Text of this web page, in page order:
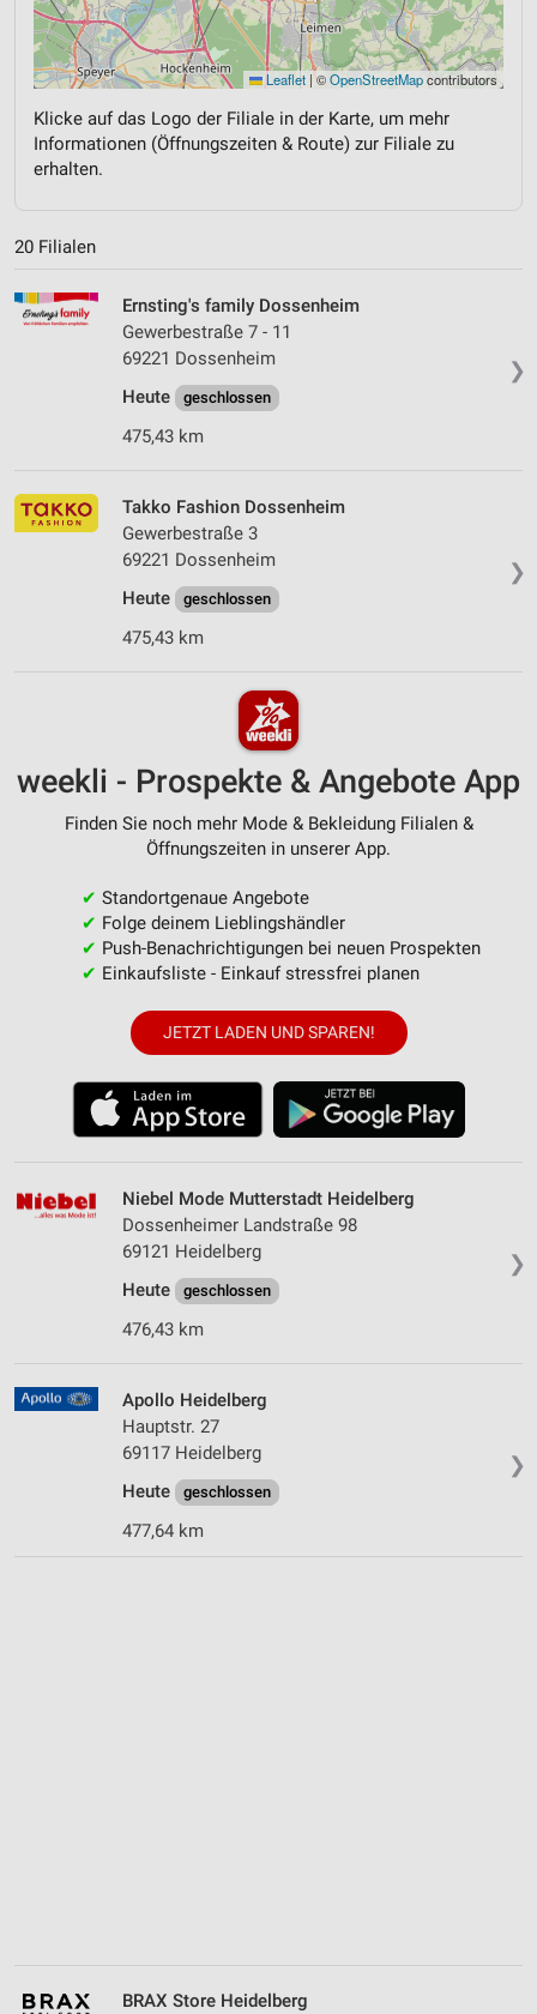
Leaflet | ©OpenStreetMapcontributors
Klicke auf das Logo der Filiale in der Karte, um mehr
Informationen (Öffnungszeiten & Route) zur Filiale zu
erhalten.
20 Filialen
❯
Ernsting's family Dossenheim
Gewerbestraße 7 - 11
69221 Dossenheim
Heute
geschlossen
475,43 km
❯
Takko Fashion Dossenheim
Gewerbestraße 3
69221 Dossenheim
Heute
geschlossen
475,43 km
weekli - Prospekte & Angebote App
Finden Sie noch mehr Mode & Bekleidung Filialen &
Öffnungszeiten in unserer App.
✔ Standortgenaue Angebote
✔ Folge deinem Lieblingshändler
✔ Push-Benachrichtigungen bei neuen Prospekten
✔ Einkaufsliste - Einkauf stressfrei planen
JETZT LADEN UND SPAREN!
❯
Niebel Mode Mutterstadt Heidelberg
Dossenheimer Landstraße 98
69121 Heidelberg
Heute
geschlossen
476,43 km
❯
Apollo Heidelberg
Hauptstr. 27
69117 Heidelberg
Heute
geschlossen
477,64 km
BRAX Store Heidelberg